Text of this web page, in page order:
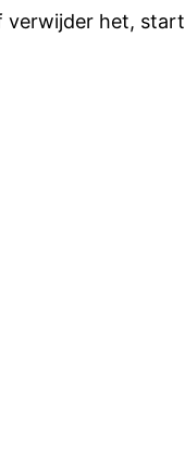
verwijder het, start